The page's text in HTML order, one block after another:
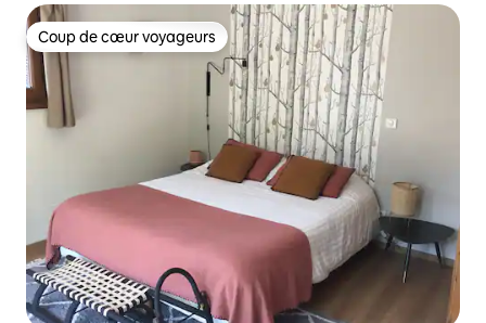
Coup de cœur voyageurs
Coup de cœur voyageurs